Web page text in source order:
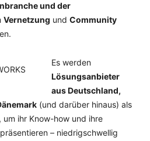
und der
Vernetzung und Community
Es werden
Lösungsanbieter
aus Deutschland,
(und darüber hinaus) als
ihr Know-how und ihre
– niedrigschwellig